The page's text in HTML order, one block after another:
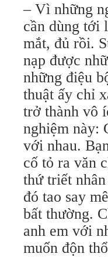
– Vì những
cần dùng tới
mắt, đủ rồi.
nạp được
những điệu
thuật ấy chỉ
trở thành vô
nghiệm này:
với nhau.
cố tỏ ra văn
thứ triết
đó tao say
bất thường.
anh em với
muốn độn